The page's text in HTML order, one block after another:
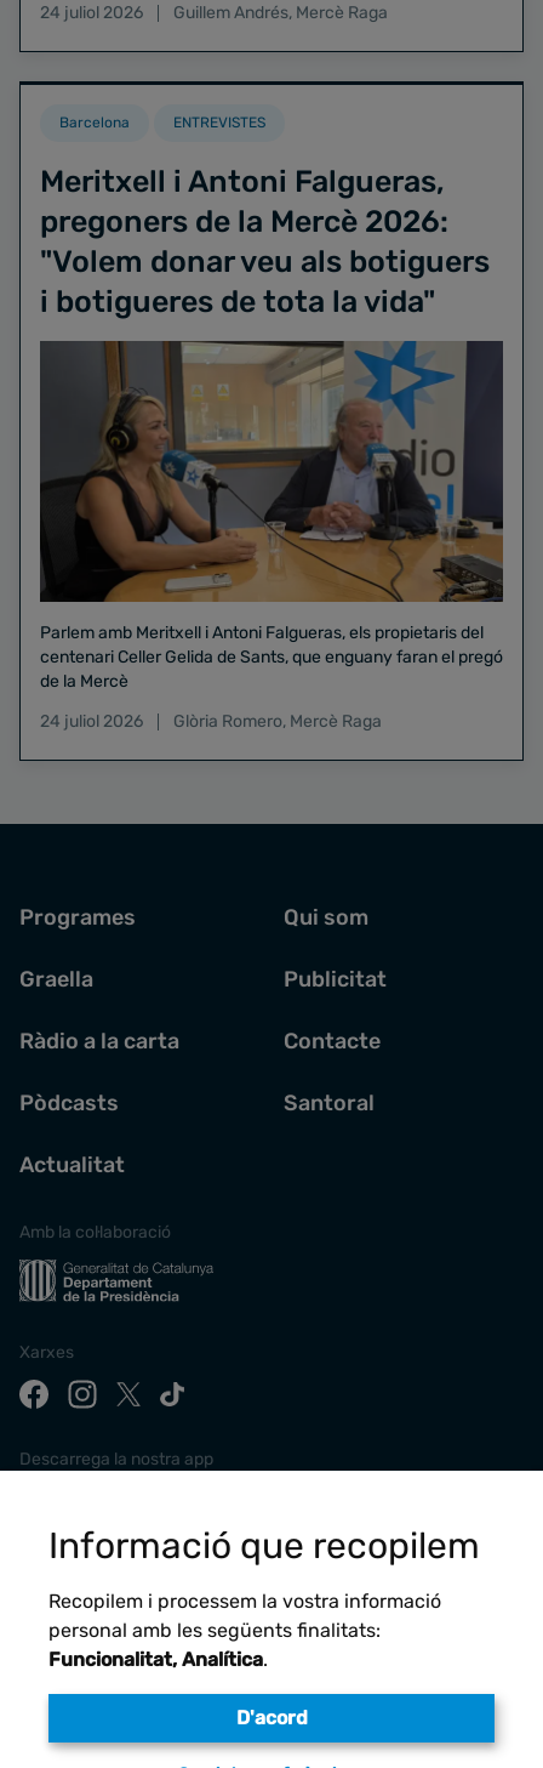
24 juliol 2026
Guillem Andrés, Mercè Raga
Barcelona ENTREVISTES
Meritxell i Antoni Falgueras,
pregoners de la Mercè 2026:
"Volem donar veu als botiguers
i botigueres de tota la vida"
Parlem amb Meritxell i Antoni Falgueras, els propietaris del
centenari Celler Gelida de Sants, que enguany faran el pregó
de la Mercè
24 juliol 2026
Glòria Romero, Mercè Raga
Programes
Graella
Ràdio a la carta
Pòdcasts
Actualitat
Qui som
Publicitat
Contacte
Santoral
Amb la col·laboració
Xarxes
Descarrega la nostra app
Avís legal
Informació que recopilem
Recopilem i processem la vostra informació
personal amb les següents finalitats:
Funcionalitat, Analítica.
D'acord